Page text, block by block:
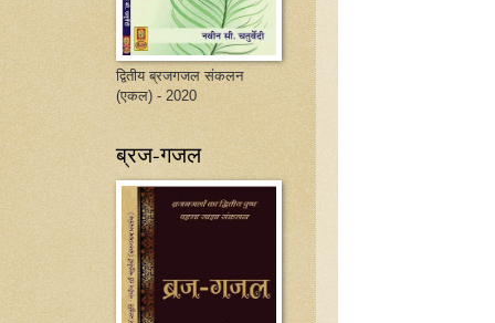
द्वितीय ब्रजगजल संकलन
(एकल) - 2020
ब्रज-गजल